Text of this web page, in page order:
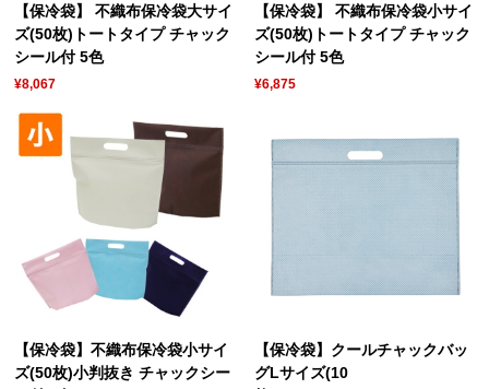
【保冷袋】 不織布保冷袋大サイ
ズ(50枚)トートタイプ チャック
シール付 5色
¥8,067
【保冷袋】 不織布保冷袋小サイ
ズ(50枚)トートタイプ チャック
シール付 5色
¥6,875
【保冷袋】不織布保冷袋小サイ
ズ(50枚)小判抜き チャックシー
【保冷袋】クールチャックバッ
グLサイズ(10